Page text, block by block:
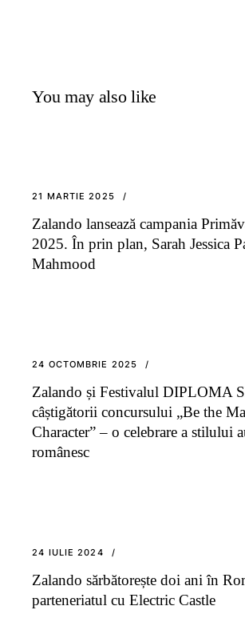
You may also like
21 MARTIE 2025
Zalando lansează campania
2025. În prin plan, Sarah Jessica
Mahmood
24 OCTOMBRIE 2025
Zalando și Festivalul DIPLOMA
câștigătorii concursului „Be the
Character” – o celebrare a stilului
românesc
24 IULIE 2024
Zalando sărbătorește doi ani în
parteneriatul cu Electric Castle